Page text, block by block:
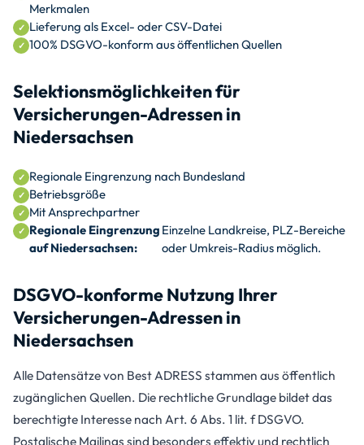
Merkmalen
Lieferung als Excel- oder CSV-Datei
100% DSGVO-konform aus öffentlichen Quellen
Selektionsmöglichkeiten für
Versicherungen-Adressen in
Niedersachsen
Regionale Eingrenzung nach Bundesland
Betriebsgröße
Mit Ansprechpartner
Regionale Eingrenzung
auf Niedersachsen:
Einzelne Landkreise, PLZ-Bereiche
oder Umkreis-Radius möglich.
DSGVO-konforme Nutzung Ihrer
Versicherungen-Adressen in
Niedersachsen
Alle Datensätze von Best ADRESS stammen aus öffentlich
zugänglichen Quellen. Die rechtliche Grundlage bildet das
berechtigte Interesse nach Art. 6 Abs. 1 lit. f DSGVO.
Postalische Mailings sind besonders effektiv und rechtlich